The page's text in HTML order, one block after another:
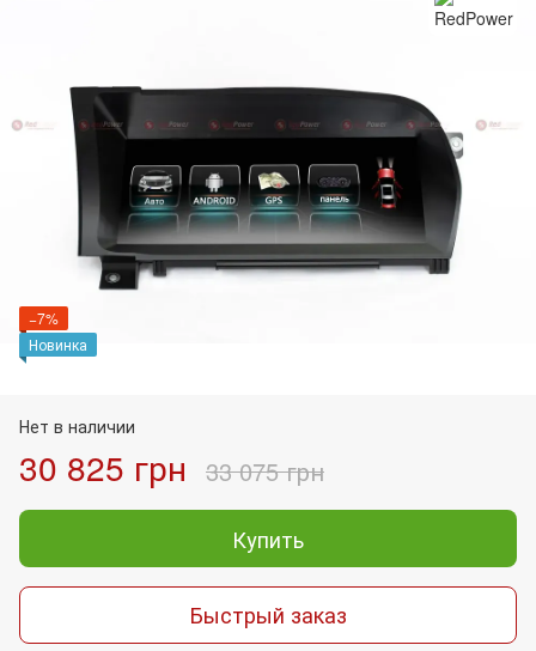
−7%
Новинка
Нет в наличии
30 825 грн 33 075 грн
Купить
Быстрый заказ